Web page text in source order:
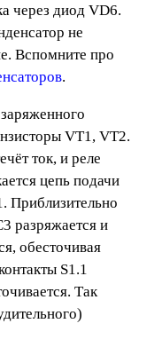
через диод VD6.
не
Вспомните про
.
VT1, VT2.
ток, и реле
цепь подачи
Приблизительно
разряжается и
обесточивая
S1.1
Так